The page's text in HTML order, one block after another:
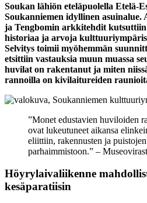
Soukan lähiön eteläpuolella Etelä-
Soukanniemen idyllinen asuinalue.
ja Tengbomin arkkitehdit kutsuttiin
historiaa ja arvoja
Selvitys toimii myöhemmän
etsittiin vastauksia muun muassa
huvilat on rakentanut ja miten
rannoilla on kivilaitureiden
”Monet edustavien huviloiden
ovat lukeutuneet aikansa
eliittiin, rakennusten ja
parhaimmistoon.” –
Höyrylaivaliikenne
kesäparatiisin